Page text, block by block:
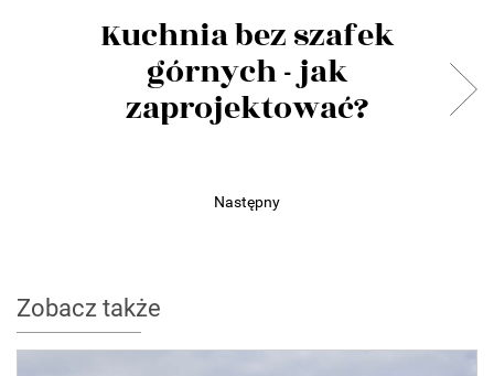
Kuchnia bez szafek
górnych - jak
zaprojektować?
Następny
Zobacz także